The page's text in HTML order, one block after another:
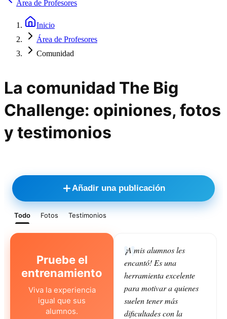
Área de Profesores
Inicio
Área de Profesores
Comunidad
La comunidad The Big
Challenge: opiniones, fotos
y testimonios
Añadir una publicación
Todo Fotos Testimonios
Pruebe el
entrenamiento
Viva la experiencia
igual que sus
alumnos.
¡A mis alumnos les
encantó! Es una
herramienta excelente
para motivar a quienes
suelen tener más
dificultades con la